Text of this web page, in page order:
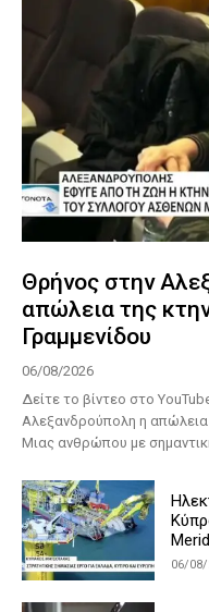
Θρήνος στην
απώλεια της
Γραμμενίδου
06/08/2026
Δείτε το βίντεο στο
Αλεξανδρούπολη η απώλεια
Μιας ανθρώπου με σημαντική
06/08/